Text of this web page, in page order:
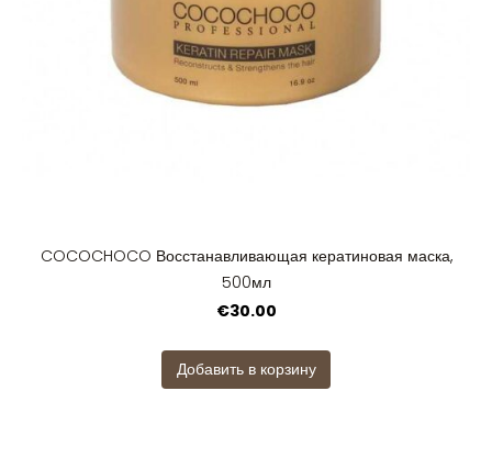
COCOCHOCO Восстанавливающая кератиновая маска,
500мл
€30.00
Добавить в корзину